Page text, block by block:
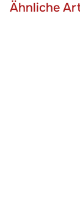
Ähnliche